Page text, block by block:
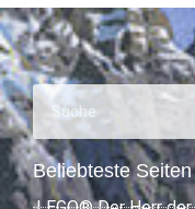
Beliebteste